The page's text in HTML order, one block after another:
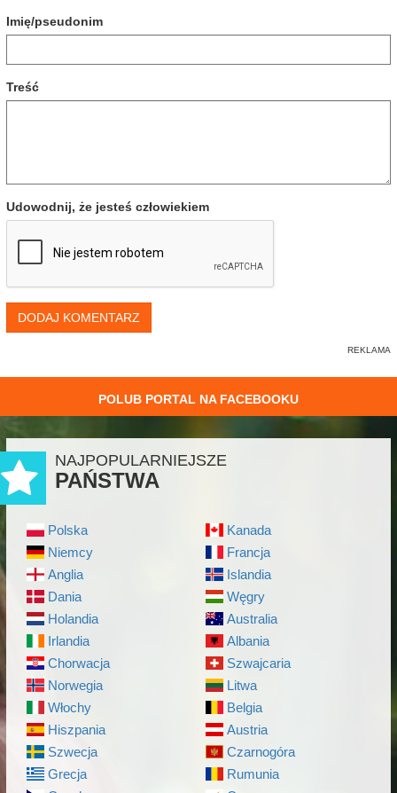
Imię/pseudonim
Treść
Udowodnij, że jesteś człowiekiem
DODAJ KOMENTARZ
POLUB PORTAL NA FACEBOOKU
NAJPOPULARNIEJSZE
PAŃSTWA
Polska
Niemcy
Anglia
Dania
Holandia
Irlandia
Chorwacja
Norwegia
Włochy
Hiszpania
Szwecja
Grecja
Kanada
Francja
Islandia
Węgry
Australia
Albania
Szwajcaria
Litwa
Belgia
Austria
Czarnogóra
Rumunia